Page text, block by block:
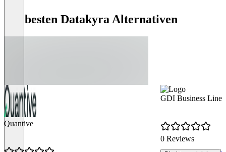
Die besten Datakyra Alternativen
Quantive
GDI Business Line
0 Reviews